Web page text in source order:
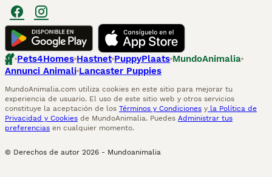
Pets4Homes Hastnet PuppyPlaats MundoAnimalia
Annunci Animali Lancaster Puppies
MundoAnimalia.com utiliza cookies en este sitio para mejorar tu
experiencia de usuario. El uso de este sitio web y otros servicios
constituye la aceptación de los Términos y Condiciones y la Política de
Privacidad y Cookies de MundoAnimalia. Puedes Administrar tus
preferencias en cualquier momento.
© Derechos de autor 2026 - Mundoanimalia